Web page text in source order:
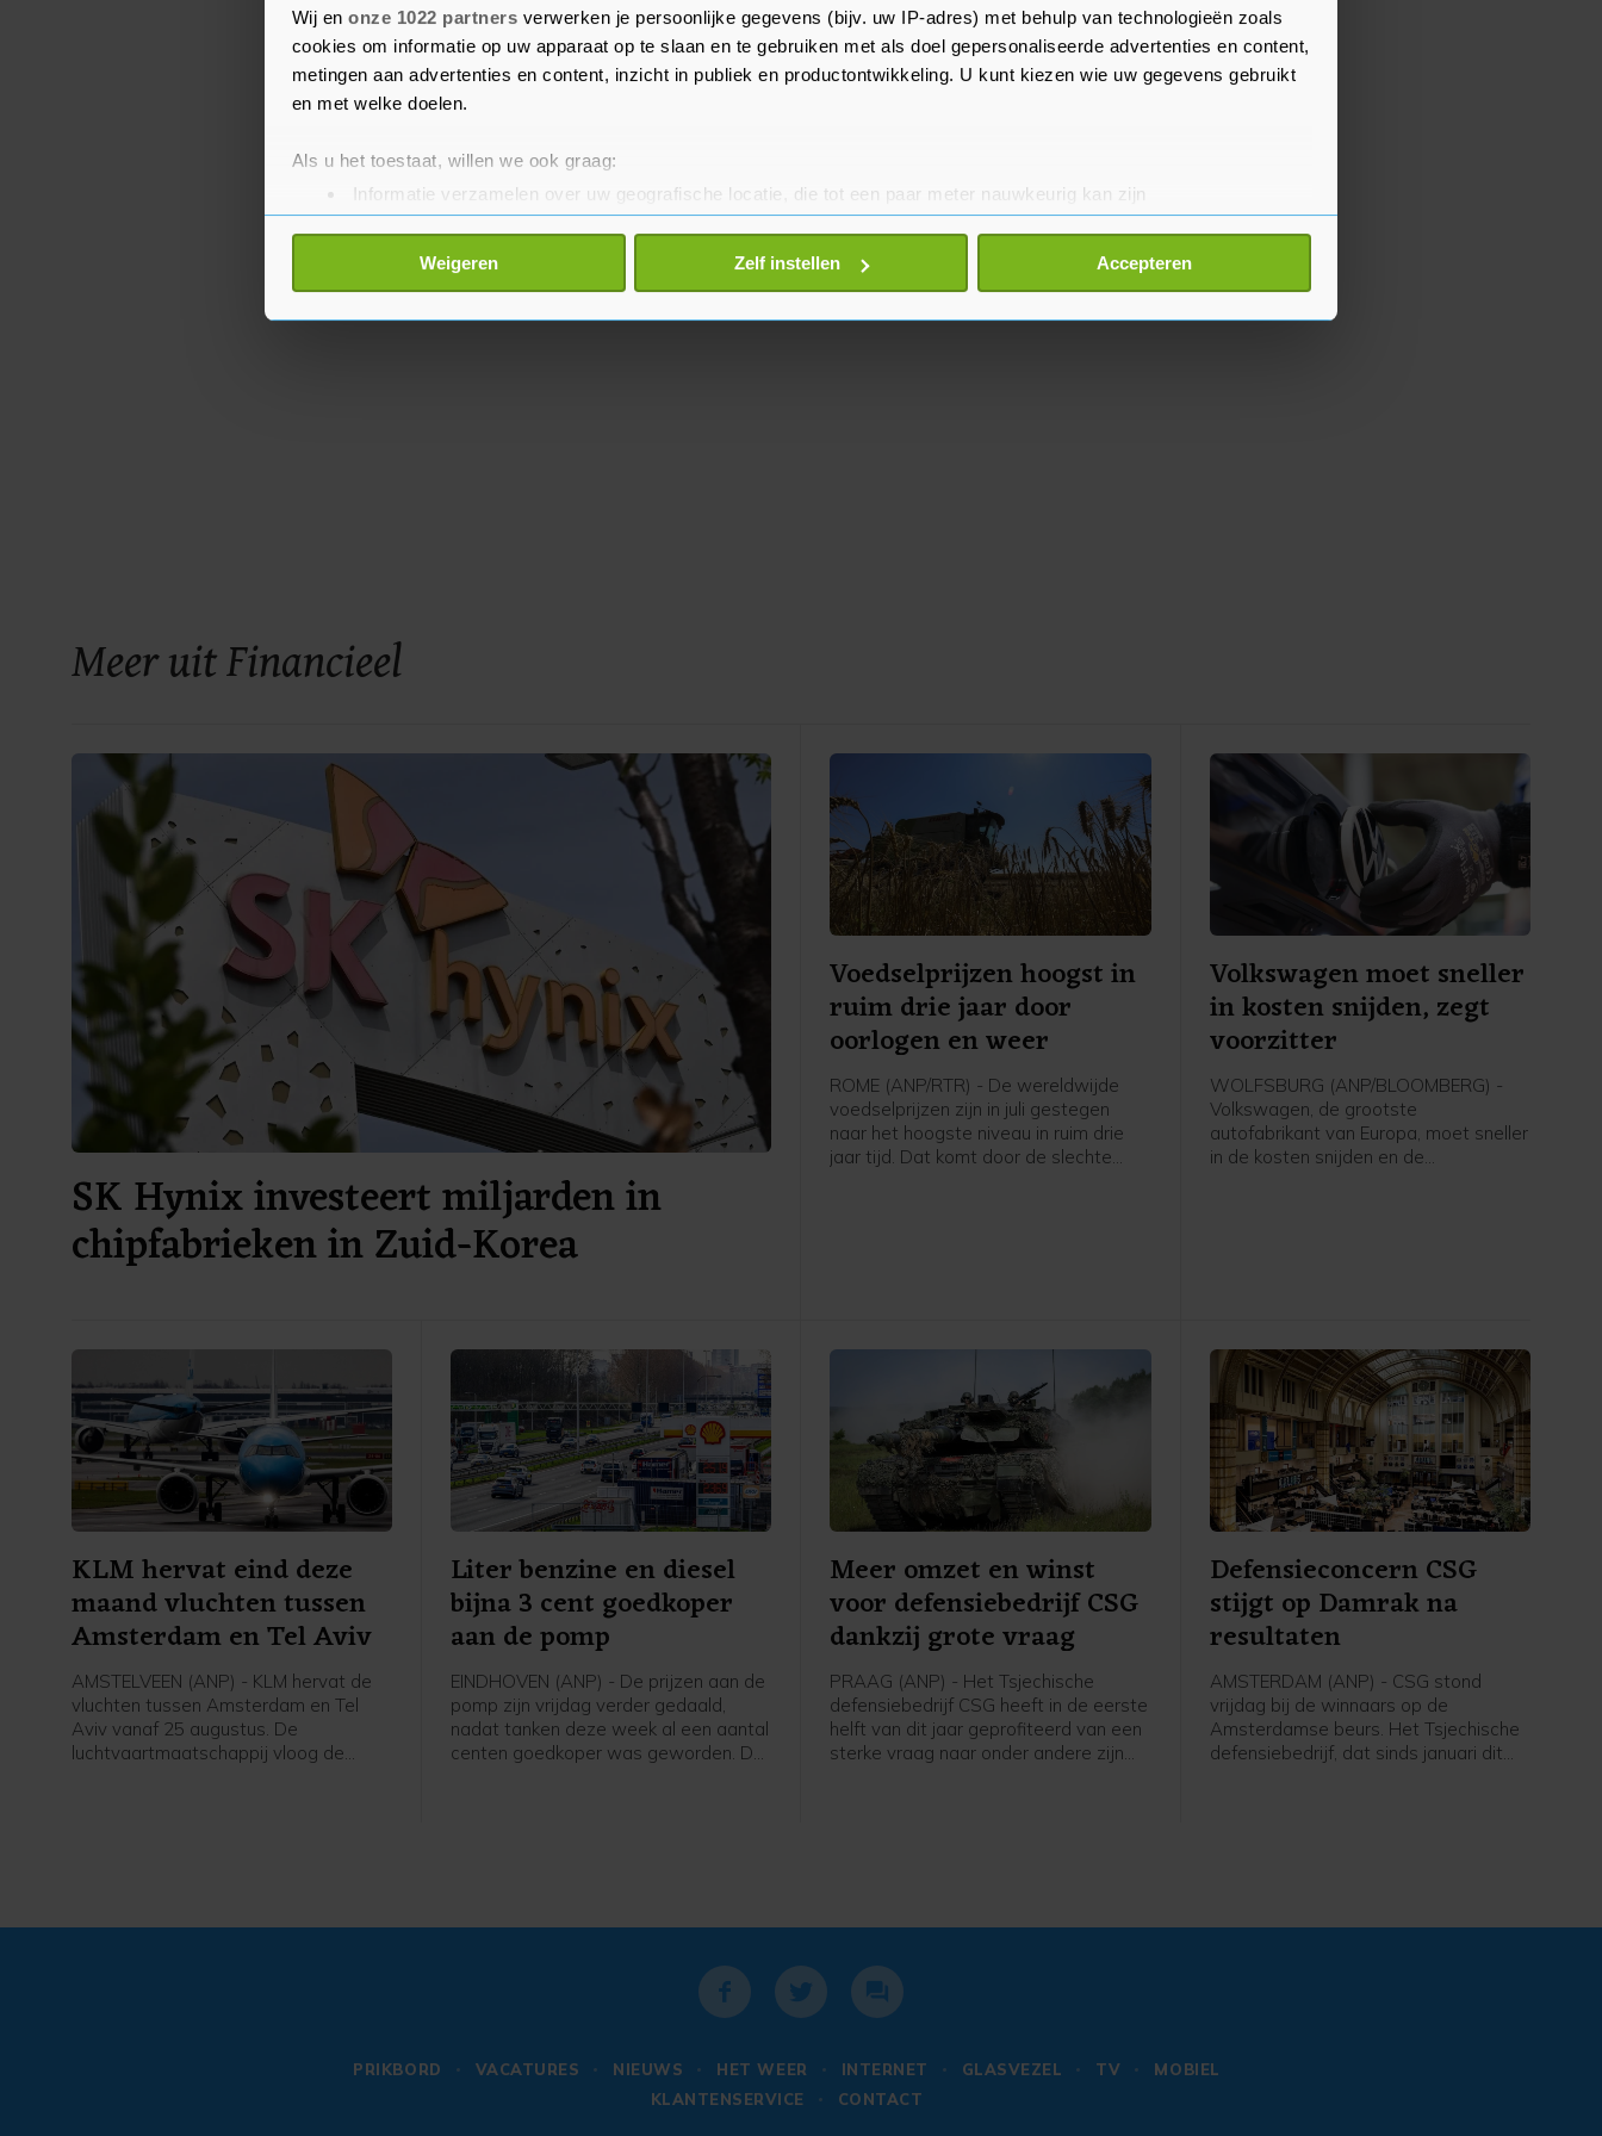
Wij en onze 1022 partners verwerken je persoonlijke gegevens (bijv. uw IP-adres) met behulp van technologieën zoals
cookies om informatie op uw apparaat op te slaan en te gebruiken met als doel gepersonaliseerde advertenties en content,
metingen aan advertenties en content, inzicht in publiek en productontwikkeling. U kunt kiezen wie uw gegevens gebruikt
en met welke doelen.
Als u het toestaat, willen we ook graag:
Informatie verzamelen over uw geografische locatie, die tot een paar meter nauwkeurig kan zijn
Uw apparaat identificeren door het actief te scannen op specifieke eigenschappen (fingerprinting)
Lees meer over hoe uw persoonlijke gegevens worden verwerkt en stel uw voorkeuren in het
detailgedeelte
toestemming op elk moment wijzigen of intrekken in de Cookieverklaring.
Weigeren Zelf instellen Accepteren
voelen door de bedrijven kunnen zich dan nog
aansluiten.
Meer uit Financieel
SK Hynix investeert miljarden in
chipfabrieken in Zuid-Korea
Voedselprijzen hoogst in
ruim drie jaar door
oorlogen en weer
ROME (ANP/RTR) - De wereldwijde
voedselprijzen zijn in juli gestegen
naar het hoogste niveau in ruim drie
jaar tijd. Dat komt door de slechte
Volkswagen moet sneller
in kosten snijden, zegt
voorzitter
WOLFSBURG (ANP/BLOOMBERG) -
Volkswagen, de grootste
autofabrikant van Europa, moet sneller
in de kosten snijden en de
KLM hervat eind deze
maand vluchten tussen
Amsterdam en Tel Aviv
AMSTELVEEN (ANP) - KLM hervat de
vluchten tussen Amsterdam en Tel
Aviv vanaf 25 augustus. De
luchtvaartmaatschappij vloog de
Liter benzine en diesel
bijna 3 cent goedkoper
aan de pomp
EINDHOVEN (ANP) - De prijzen aan de
pomp zijn vrijdag verder gedaald,
nadat tanken deze week al een aantal
centen goedkoper was geworden. De
Meer omzet en winst
voor defensiebedrijf CSG
dankzij grote vraag
PRAAG (ANP) - Het Tsjechische
defensiebedrijf CSG heeft in de eerste
helft van dit jaar geprofiteerd van een
sterke vraag naar onder andere zijn
Defensieconcern CSG
stijgt op Damrak na
resultaten
AMSTERDAM (ANP) - CSG stond
vrijdag bij de winnaars op de
Amsterdamse beurs. Het Tsjechische
defensiebedrijf, dat sinds januari dit
PRIKBORD VACATURES NIEUWS HET WEER INTERNET GLASVEZEL TV
MOBIEL
KLANTENSERVICE
CONTACT